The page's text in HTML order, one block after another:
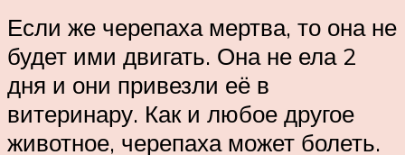
Если же черепаха мертва, то она не
будет ими двигать. Она не ела 2
дня и они привезли её в
витеринару. Как и любое другое
животное, черепаха может болеть.